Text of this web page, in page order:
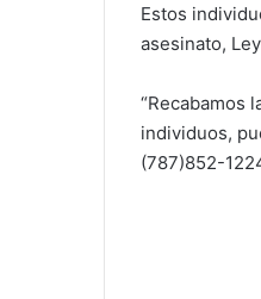
Estos
asesinato,
“Recabamos
individuos,
(787)852-